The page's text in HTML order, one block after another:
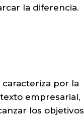
la diferencia.
caracteriza por la
empresarial,
los